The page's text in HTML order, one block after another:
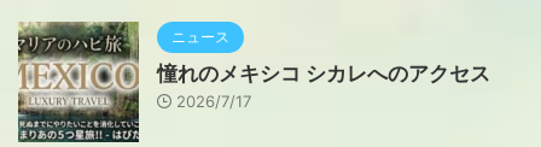
ニュース
憧れのメキシコ シカレへのアクセス
2026/7/17